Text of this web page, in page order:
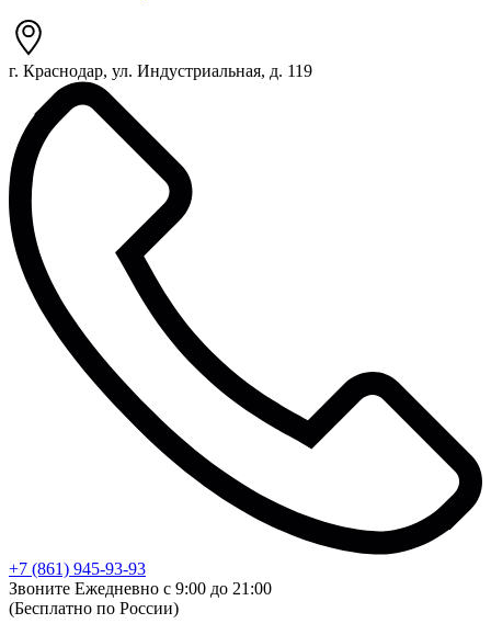
г. Краснодар, ул. Индустриальная, д. 119
+7 (861) 945-93-93
Звоните Ежедневно с 9:00 до 21:00
(Бесплатно по России)